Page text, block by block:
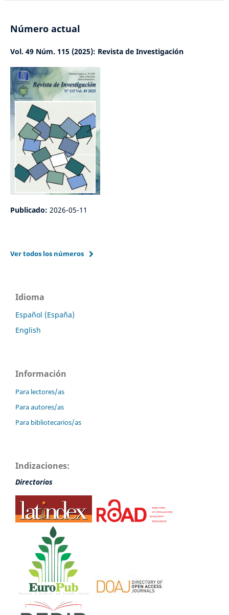
Número actual
Vol. 49 Núm. 115 (2025): Revista de Investigación
Publicado: 2026-05-11
Ver todos los números
Idioma
Español (España)
English
Información
Para lectores/as
Para autores/as
Para bibliotecarios/as
Indizaciones:
Directorios